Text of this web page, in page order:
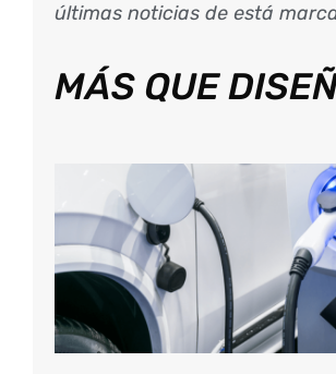
últimas noticias de está
MÁS QUE